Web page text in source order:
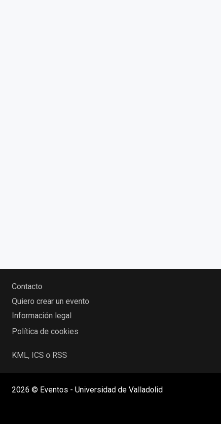
Contacto
Quiero crear un evento
Información legal
Política de cookies
KML, ICS o RSS
2026 © Eventos - Universidad de Valladolid